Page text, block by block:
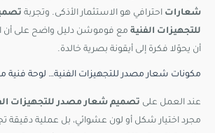
شعارات احترافي هو الاستثمار الأذكى. وتجربة
للتجهيزات الفنية مع فوموشن دليل واضح على أن
أن يحوّلا فكرة إلى أيقونة بصرية خالدة.
مكونات شعار مصدر للتجهيزات الفنية… لوحة فنية
عند العمل على تصميم شعار مصدر للتجهيزات
مجرد اختيار شكل أو لون عشوائي، بل عملية دقيقة